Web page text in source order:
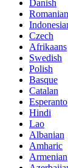
Danish
Romanian
Czech
Afrikaans
Swedish
Polish
Basque
Catalan
Esperanto
Hindi
Lao
Albanian
Amharic
Armenian